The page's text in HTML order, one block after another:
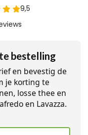
bestelling
en bevestig de
je korting te
losse thee en
en Lavazza.